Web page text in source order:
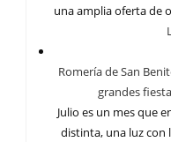
una amplia oferta de
Romería de San
grandes
Julio es un mes que
distinta, una luz con